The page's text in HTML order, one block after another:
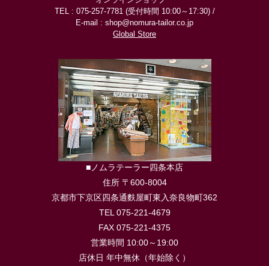
TEL : 075-257-7781 (受付時間 10:00～17:30) /
E-mail : shop@nomura-tailor.co.jp
Global Store
■ノムラテーラー四条本店
住所 〒600-8004
京都市下京区四条通麩屋町東入奈良物町362
TEL 075-221-4679
FAX 075-221-4375
営業時間 10:00～19:00
店休日 年中無休（年始除く）